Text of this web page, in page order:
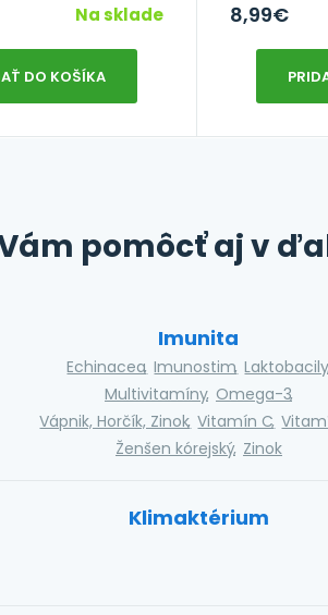
Na sklade
DO KOŠÍKA
8,99€
pomôcť aj v
Imunita
Echinacea Imunostim Laktobacily
Multivitamíny Omega-3
Vápnik, Horčík, Zinok Vitamín C
Ženšen kórejský Zinok
Klimaktérium